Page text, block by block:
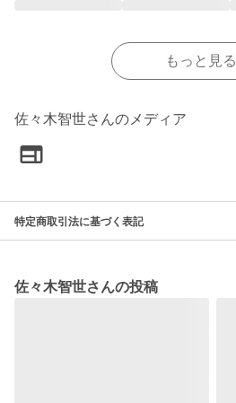
もっと見る
佐々木智世さんのメディア
特定商取引法に基づく表記
佐々木智世さんの投稿